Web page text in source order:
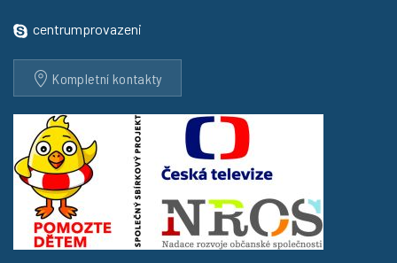
centrumprovazeni
Kompletní kontakty